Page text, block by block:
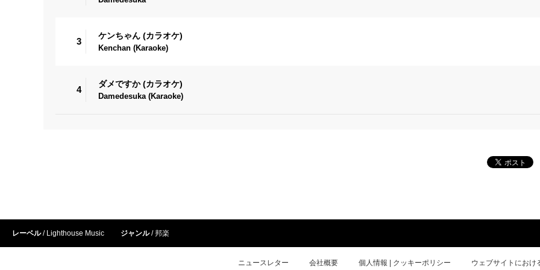
3
ケンちゃん (カラオケ)
Kenchan (Karaoke)
4
ダメですか (カラオケ)
Damedesuka (Karaoke)
レーベル Lighthouse Music ジャンル 邦楽
ニュースレター 会社概要 個人情報 | クッキーポリシー ウェブサイトにおけ